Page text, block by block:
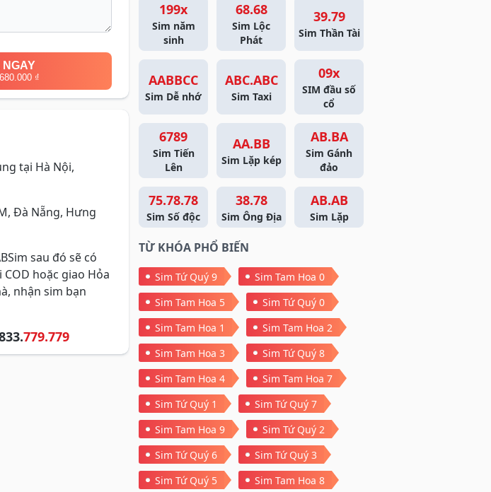
NGAY
₫
tại Hà Nội,
Đà Nẵng, Hưng
sau đó sẽ có
hoặc giao Hỏa
nhận sim bạn
779.779
199x
Sim năm
sinh
68.68
Sim Lộc
Phát
39.79
Sim Thần Tài
AABBCC
Sim Dễ nhớ
ABC.ABC
Sim Taxi
09x
SIM đầu số
cổ
6789
Sim Tiến
Lên
AA.BB
Sim Lặp kép
AB.BA
Sim Gánh
đảo
75.78.78
Sim Số độc
38.78
Sim Ông Địa
AB.AB
Sim Lặp
TỪ KHÓA PHỔ BIẾN
Sim Tứ Quý 9
Sim Tam Hoa 0
Sim Tam Hoa 5
Sim Tứ Quý 0
Sim Tam Hoa 1
Sim Tam Hoa 2
Sim Tam Hoa 3
Sim Tứ Quý 8
Sim Tam Hoa 4
Sim Tam Hoa 7
Sim Tứ Quý 1
Sim Tứ Quý 7
Sim Tam Hoa 9
Sim Tứ Quý 2
Sim Tứ Quý 6
Sim Tứ Quý 3
Sim Tứ Quý 5
Sim Tam Hoa 8